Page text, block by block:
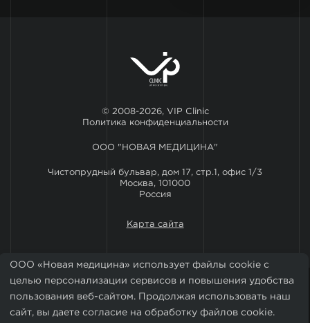
© 2008-2026, VIP Clinic
Политика конфиденциальности
ООО "НОВАЯ МЕДИЦИНА"
Чистопрудный бульвар, дом 17, стр.1, офис 1/3
Москва, 101000
Россия
Карта сайта
ООО «Новая медицина» использует файлы cookie с
целью персонализации сервисов и повышения удобства
пользования веб-сайтом. Продолжая использовать наш
сайт, вы даете согласие на обработку файлов cookie.